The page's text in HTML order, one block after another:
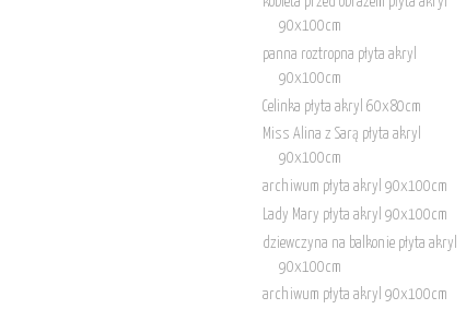
90x100cm
panna roztropna płyta akryl
90x100cm
Celinka płyta akryl 60x80cm
Miss Alina z Sarą płyta akryl
90x100cm
archiwum płyta akryl 90x100cm
Lady Mary płyta akryl 90x100cm
dziewczyna na balkonie płyta akryl
90x100cm
archiwum płyta akryl 90x100cm